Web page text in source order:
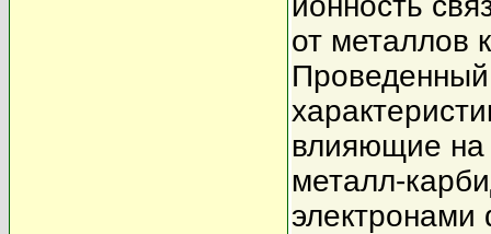
от металлов
Проведенный
влияющие на
металл-
электронами